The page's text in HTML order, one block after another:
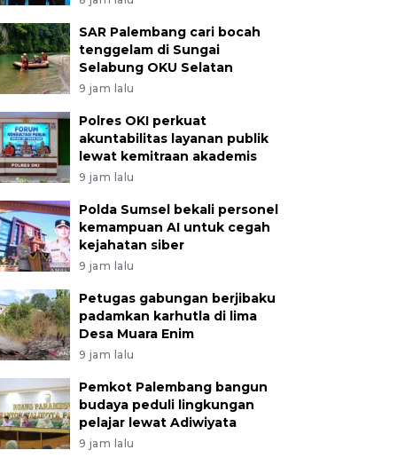
SAR Palembang cari bocah
tenggelam di Sungai
Selabung OKU Selatan
9 jam lalu
Polres OKI perkuat
akuntabilitas layanan publik
lewat kemitraan akademis
9 jam lalu
Polda Sumsel bekali personel
kemampuan AI untuk cegah
kejahatan siber
9 jam lalu
Petugas gabungan berjibaku
padamkan karhutla di lima
Desa Muara Enim
9 jam lalu
Pemkot Palembang bangun
budaya peduli lingkungan
pelajar lewat Adiwiyata
9 jam lalu